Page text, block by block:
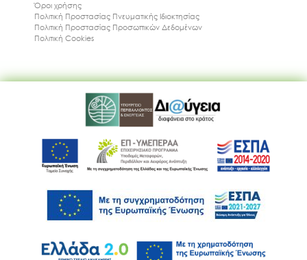
Ακολουθήστε μας
Όροι χρήσης
Πολιτική Προστασίας Πνευματικής Ιδιοκτησίας
Πολιτική Προστασίας Προσωπικών Δεδομένων
Πολιτική Cookies